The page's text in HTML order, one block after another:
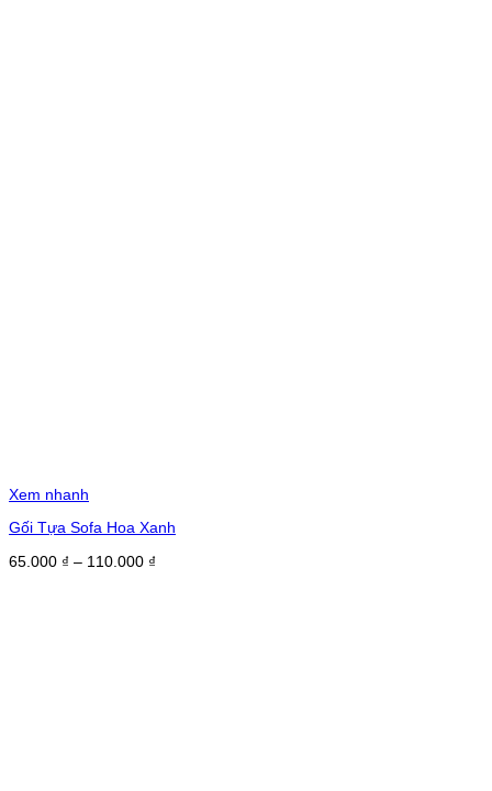
Xem nhanh
Gối Tựa Sofa Hoa Xanh
65.000 ₫ – 110.000 ₫